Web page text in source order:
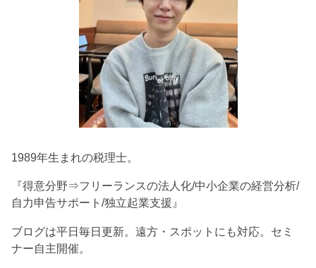
1989年生まれの税理士。
『得意分野⇒フリーランスの法人化/中小企業の経営分析/
自力申告サポート/独立起業支援』
ブログは平日毎日更新。遠方・スポットにも対応。セミ
ナー自主開催。